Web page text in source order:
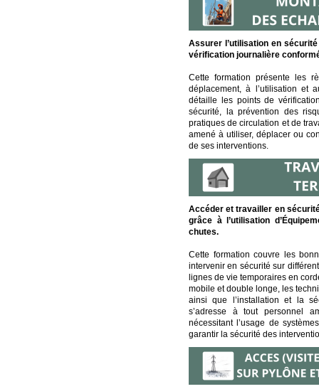
Assurer l’utilisation en
vérification journalière
Cette formation présente les
déplacement, à l’utilisation et
détaille les points de
sécurité, la prévention des
pratiques de circulation et de
amené à utiliser, déplacer ou
de ses interventions.
Accéder et travailler en
grâce à l’utilisation
chutes.
Cette formation couvre les
intervenir en sécurité sur
lignes de vie temporaires en
mobile et double longe, les
ainsi que l’installation et la
s’adresse à tout personnel
nécessitant l’usage de
garantir la sécurité des